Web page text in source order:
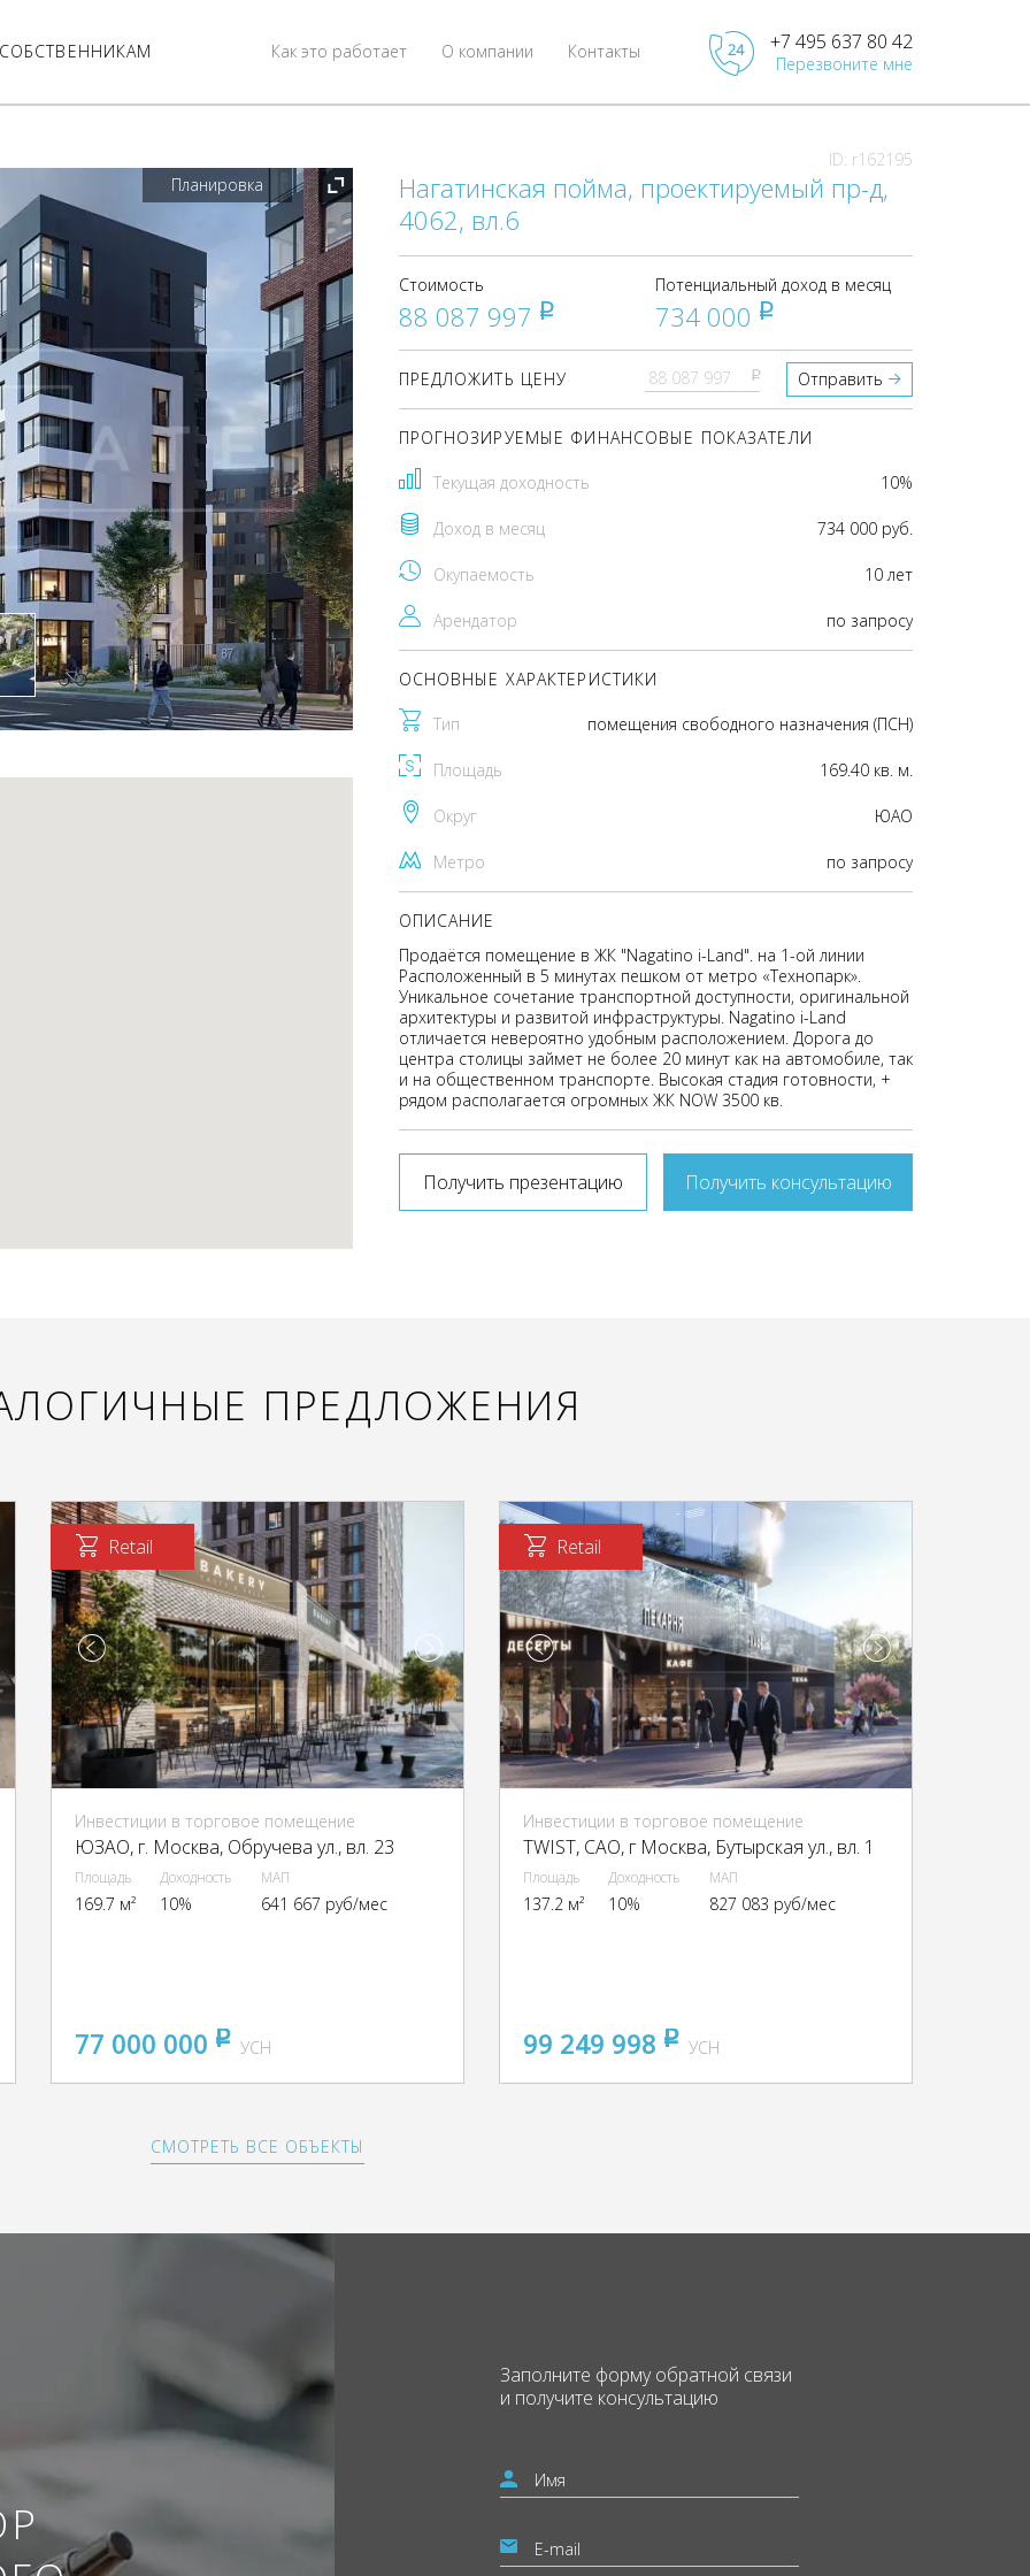
Контакты
О компании
Как это работает +7 495 637 80 42
Перезвоните мне
ID: r162195
Планировка
Нагатинская пойма, проектируемый пр-д,
4062, вл.6
Стоимость
88 087 997 pуб
Потенциальный доход в месяц
734 000 pуб
ПРЕДЛОЖИТЬ ЦЕНУ pуб Отправить
ПРОГНОЗИРУЕМЫЕ ФИНАНСОВЫЕ ПОКАЗАТЕЛИ
Текущая доходность 10%
Доход в месяц 734 000 руб.
Окупаемость 10 лет
Арендатор по запросу
ОСНОВНЫЕ ХАРАКТЕРИСТИКИ
Тип помещения свободного назначения (ПСН)
Площадь 169.40 кв. м.
Округ ЮАО
Метро по запросу
ОПИСАНИЕ
Продаётся помещение в ЖК "Nagatino i-Land". на 1-ой линии
Расположенный в 5 минутах пешком от метро «Технопарк».
Уникальное сочетание транспортной доступности, оригинальной
архитектуры и развитой инфраструктуры. Nagatino i-Land
отличается невероятно удобным расположением. Дорога до
центра столицы займет не более 20 минут как на автомобиле, так
и на общественном транспорте. Высокая стадия готовности, +
рядом располагается огромных ЖК NOW 3500 кв.
Получить презентацию Получить консультацию
ПРЕДЛОЖЕНИЯ
Retail
Инвестиции в торговое помещение
ЮЗАО, г. Москва, Обручева ул., вл. 23
Площадь
169.7 м²
Доходность
10%
МАП
641 667 руб/мес
77 000 000 pуб
УСН
Retail
Инвестиции в торговое помещение
TWIST, CАО, г Москва, Бутырская ул., вл. 1
Площадь
137.2 м²
Доходность
10%
МАП
827 083 руб/мес
99 249 998 pуб
УСН
СМОТРЕТЬ ВСЕ ОБЪЕКТЫ
Заполните формуобратной связи
и получите консультацию